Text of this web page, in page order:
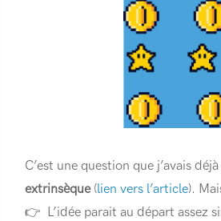
C’est une question que j’avais
extrinsèque(lien vers l’article).
👉 L’idée parait au départ assez